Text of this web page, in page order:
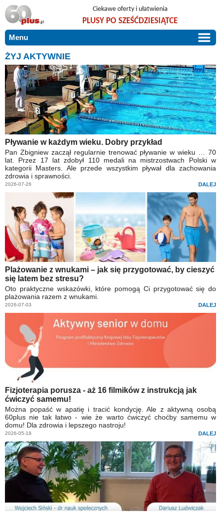
Ciekawe oferty i ułatwienia
PLUSY PO SZEŚĆDZIESIĄTCE
Menu
START
PROMOCJE
ARTYKUŁY
Szczególnie polecamy
Użyteczne porady
Szlachetne zdrowie
Mieszkaj wygodnie i bez barier
Warto wiedzieć!
Podróże i wypoczynek
Taniej, okazyjnie, specjalnie dla 60plus
Na wesoło
Hobby i pasje
Żyj aktywnie
60plus - najcenniejsi klienci
Dobra opieka
Warto naśladować
Coś dla ducha
Smacznie i zdrowo
O finansach i społeczeństwie - edukacja nie tylko dla 60plus
Ciekawe książki
Stop samotności
Z internetem za pan brat
Bezpiecznie i w zgodzie z prawem
DLA BLISKICH
ZGŁOŚ OFERTĘ
O NAS
KONTAKT
ŻYJ AKTYWNIE
Pływanie w każdym wieku. Dobry przykład
Pan Zbigniew zaczął regularnie trenować pływanie w wieku … 70
lat. Przez 17 lat zdobył 110 medali na mistrzostwach Polski w
kategorii Masters. Ale przede wszystkim pływał dla zachowania
zdrowia i sprawności.
2026-07-26 DALEJ
Plażowanie z wnukami – jak się przygotować, by cieszyć
się latem bez stresu?
Oto praktyczne wskazówki, które pomogą Ci przygotować się do
plażowania razem z wnukami.
2026-07-03 DALEJ
Fizjoterapia porusza - aż 16 filmików z instrukcją jak
ćwiczyć samemu!
Można popaść w apatię i tracić kondycję. Ale z aktywną osobą
60plus nie tak łatwo - wie że warto ćwiczyć choćby samemu w
domu! Dla zdrowia i lepszego nastroju!
2026-05-18 DALEJ